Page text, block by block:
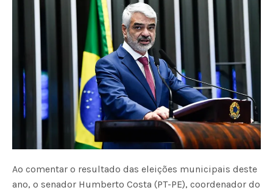
Ao comentar o resultado das eleições municipais deste
ano, o senador Humberto Costa (PT-PE), coordenador do